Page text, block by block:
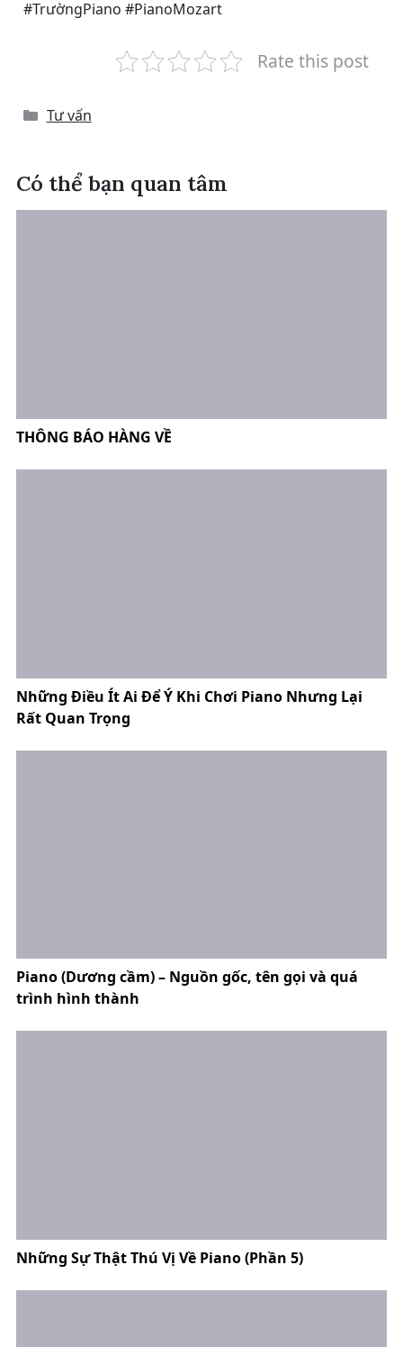
#TrườngPiano #PianoMozart
Rate this post
Categories
Tư vấn
Có thể bạn quan tâm
THÔNG BÁO HÀNG VỀ
Những Điều Ít Ai Để Ý Khi Chơi Piano Nhưng Lại
Rất Quan Trọng
Piano (Dương cầm) – Nguồn gốc, tên gọi và quá
trình hình thành
Những Sự Thật Thú Vị Về Piano (Phần 5)